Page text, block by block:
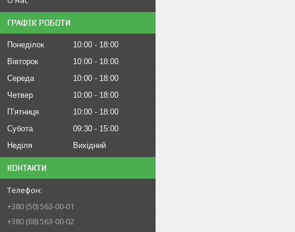
ГРАФІК РОБОТИ
Понеділок 10:00
18:00
Вівторок
10:00
18:00
Середа
10:00
18:00
Четвер
10:00
18:00
Пʼятниця
10:00
18:00
Субота
09:30
15:00
Неділя
Вихідний
КОНТАКТИ
+380 (50) 563-00-01
+380 (68) 563-00-02